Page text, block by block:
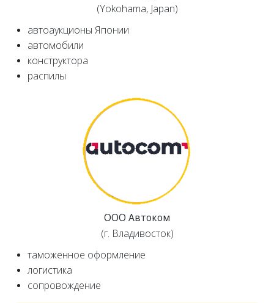
(Yokohama, Japan)
автоаукционы Японии
автомобили
конструктора
распилы
ООО Автоком
(г. Владивосток)
таможенное оформление
логистика
сопровождение